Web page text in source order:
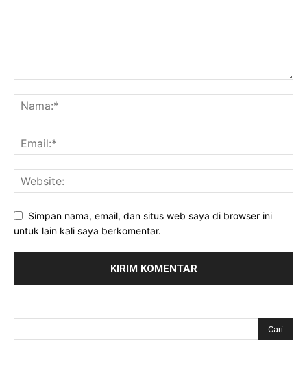
Simpan nama, email, dan situs web saya di browser ini
untuk lain kali saya berkomentar.